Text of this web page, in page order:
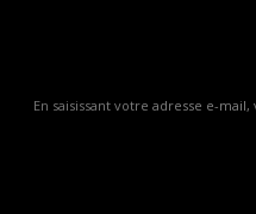
En saisissant votre adresse e-